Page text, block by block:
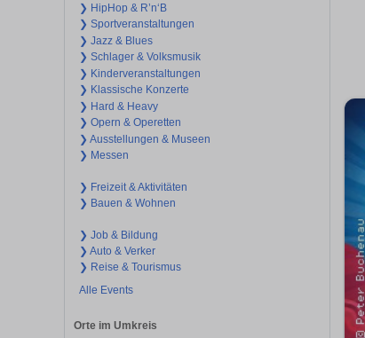
❯ HipHop & R’n‘B
❯ Sportveranstaltungen
❯ Jazz & Blues
❯ Schlager & Volksmusik
❯ Kinderveranstaltungen
❯ Klassische Konzerte
❯ Hard & Heavy
❯ Opern & Operetten
❯ Ausstellungen & Museen
❯ Messen
❯ Freizeit & Aktivitäten
❯ Bauen & Wohnen
❯ Job & Bildung
❯ Auto & Verker
❯ Reise & Tourismus
Alle Events
Orte im Umkreis